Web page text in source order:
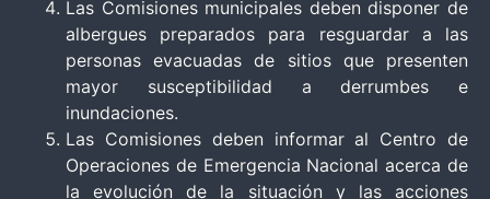
Las Comisiones municipales deben disponer de
albergues preparados para resguardar a las
personas evacuadas de sitios que presenten
mayor susceptibilidad a derrumbes e
inundaciones.
Las Comisiones deben informar al Centro de
Operaciones de Emergencia Nacional acerca de
la evolución de la situación y las acciones